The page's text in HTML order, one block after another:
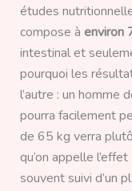
études
compose à environ
intestinal et
pourquoi les
l’autre : un homme
pourra facilement
de 65 kg verra
qu’on appelle
souvent suivi d’un